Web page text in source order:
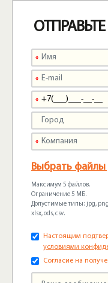
Выбрать файлы
Максимум 5 файлов.
Ограничение 5 МБ.
Допустимые типы: jpg,
xlsx, ods, csv.
Настоящим
условиями
Согласие на